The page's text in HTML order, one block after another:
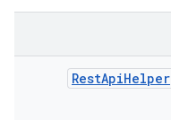
RestApiHelper